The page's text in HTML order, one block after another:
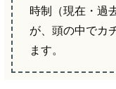
時制（現在・過
が、頭の中でカ
ます。